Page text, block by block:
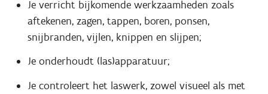
Je verricht bijkomende werkzaamheden zoals
aftekenen, zagen, tappen, boren, ponsen,
snijbranden, vijlen, knippen en slijpen;
Je onderhoudt (las)apparatuur;
Je controleert het laswerk, zowel visueel als met